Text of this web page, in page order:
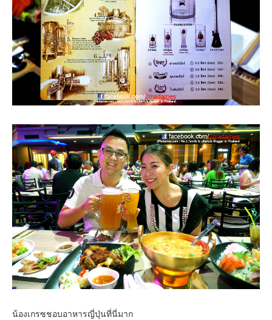
น้องเกรซชอบอาหารญี่ปุ่นที่นี่มาก